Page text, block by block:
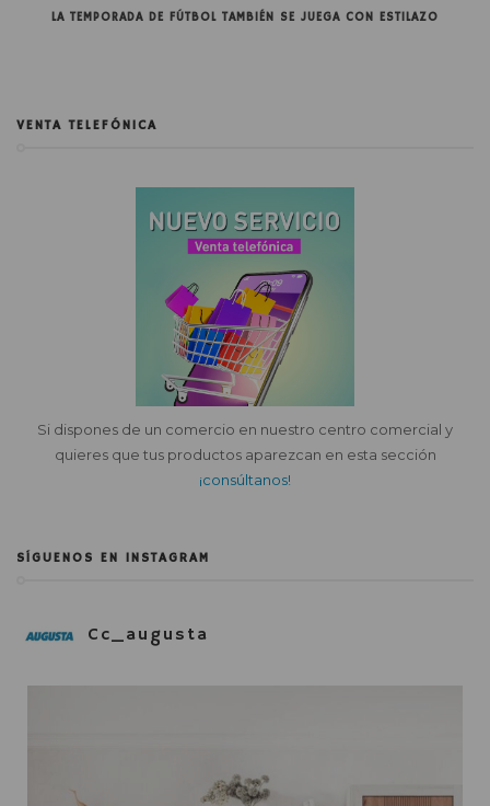
LA TEMPORADA DE FÚTBOL TAMBIÉN SE JUEGA CON ESTILAZO
VENTA TELEFÓNICA
Si dispones de un comercio en nuestro centro comercial y
quieres que tus productos aparezcan en esta sección
¡consúltanos!
SÍGUENOS EN INSTAGRAM
Cc_augusta